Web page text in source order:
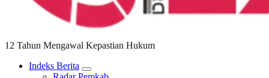
12 Tahun Mengawal Kepastian Hukum
Indeks Berita